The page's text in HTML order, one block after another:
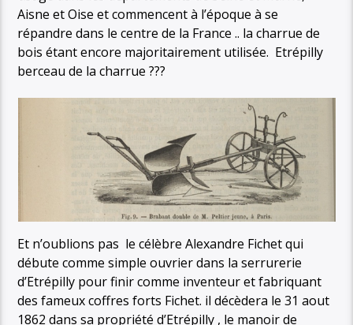
Aisne et Oise et commencent à l’époque à se
répandre dans le centre de la France .. la charrue de
bois étant encore majoritairement utilisée. Etrépilly
berceau de la charrue ???
Et n’oublions pas le célèbre Alexandre Fichet qui
débute comme simple ouvrier dans la serrurerie
d’Etrépilly pour finir comme inventeur et fabriquant
des fameux coffres forts Fichet. il décèdera le 31 aout
1862 dans sa propriété d’Etrépilly , le manoir de